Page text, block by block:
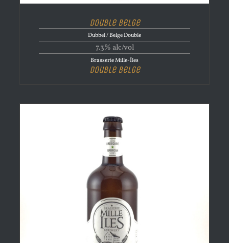
Double Belge
Dubbel / Belge Double
7.3% alc/vol
Brasserie Mille-Îles
Double Belge